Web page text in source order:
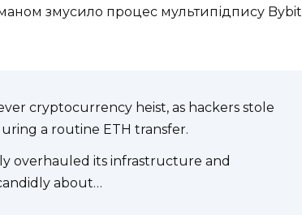
змусило процес мультипідпису Bybit
cryptocurrency heist, as hackers stole
a routine ETH transfer.
overhauled its infrastructure and
about…